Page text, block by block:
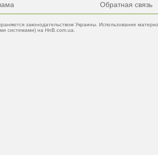
Обратная связь
законодательством Украины. Использование
системами) на HnB.com.ua.